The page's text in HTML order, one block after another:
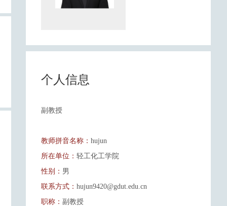
个人信息
副教授
教师拼音名称： hujun
所在单位： 轻工化工学院
性别： 男
联系方式： hujun9420@gdut.edu.cn
职称： 副教授